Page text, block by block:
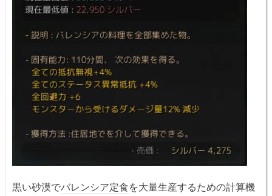
黒い砂漠でバレンシア定食を大量生産するための計算機